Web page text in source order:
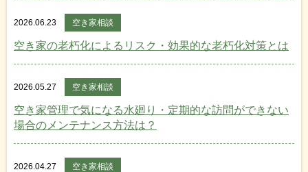
2026.06.23 空き家相談
空き家の老朽化によるリスク・効果的な老朽化対策とは
2026.05.27 空き家相談
空き家管理で気になる水廻り・定期的な訪問ができない
場合のメンテナンス方法は？
2026.04.27 空き家相談